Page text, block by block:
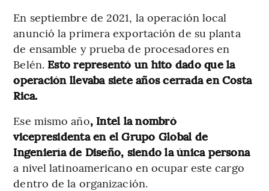
En septiembre de 2021, la operación local
anunció la primera exportación de su planta
de ensamble y prueba de procesadores en
Belén. Esto representó un hito dado que la
operación llevaba siete años cerrada en Costa
Rica.
Ese mismo año, Intel la nombró
vicepresidenta en el Grupo Global de
Ingeniería de Diseño, siendo la única persona
a nivel latinoamericano en ocupar este cargo
dentro de la organización.